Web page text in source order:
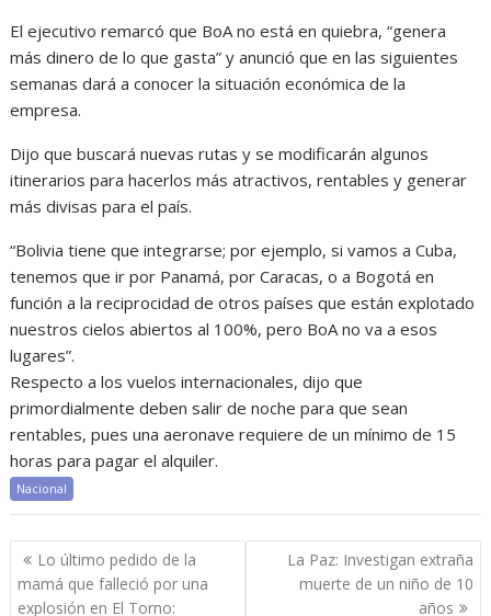
El ejecutivo remarcó que BoA no está en quiebra, “genera
más dinero de lo que gasta” y anunció que en las siguientes
semanas dará a conocer la situación económica de la
empresa.
Dijo que buscará nuevas rutas y se modificarán algunos
itinerarios para hacerlos más atractivos, rentables y generar
más divisas para el país.
“Bolivia tiene que integrarse; por ejemplo, si vamos a Cuba,
tenemos que ir por Panamá, por Caracas, o a Bogotá en
función a la reciprocidad de otros países que están explotado
nuestros cielos abiertos al 100%, pero BoA no va a esos
lugares”.
Respecto a los vuelos internacionales, dijo que
primordialmente deben salir de noche para que sean
rentables, pues una aeronave requiere de un mínimo de 15
horas para pagar el alquiler.
Nacional
Navegación
de
Lo último pedido de la
mamá que falleció por una
explosión en El Torno:
La Paz: Investigan extraña
muerte de un niño de 10
años